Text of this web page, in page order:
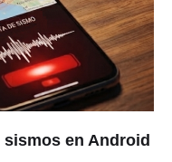
en Android